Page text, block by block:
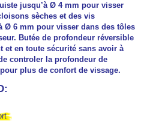
jusqu’à Ø 4 mm pour visser
sèches et des vis
Ø 6 mm pour visser dans des tôles
Butée de profondeur réversible
et en toute sécurité sans avoir à
controler la profondeur de
plus de confort de vissage.